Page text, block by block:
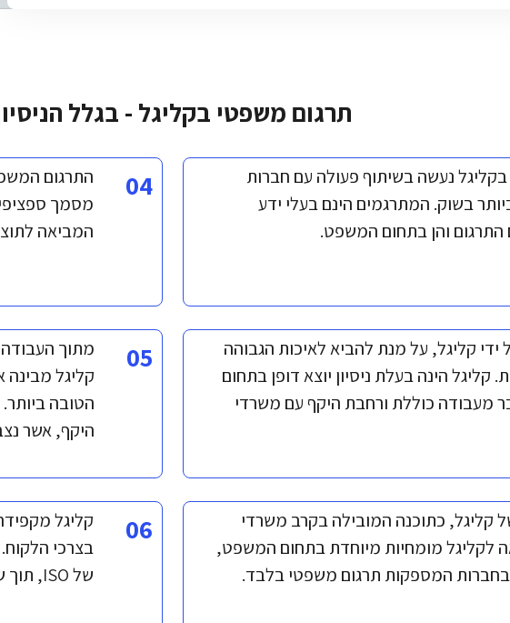
תרגום משפטי בקליגל - בגלל
נעשה בשיתוף פעולה עם חברות
בשוק. המתרגמים הינם בעלי ידע
התרגום והן בתחום המשפט.
04
התרגום
מסמך
המביאה
ידי קליגל, על מנת להביא לאיכות הגבוהה
קליגל הינה בעלת ניסיון יוצא דופן בתחום
מעבודה כוללת ורחבת היקף עם משרדי
05
מתוך העבודה
קליגל
הטובה
היקף, אשר
קליגל, כתוכנה המובילה בקרב משרדי
לקליגל מומחיות מיוחדת בתחום המשפט,
בחברות המספקות תרגום משפטי בלבד.
06
קליגל
בצרכי
של ISO, תוך שימוש בכלי בקרה טכנולוגים מתקדמים.